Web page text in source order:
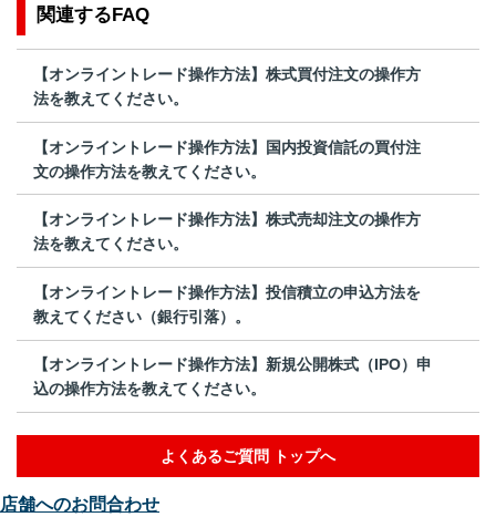
関連するFAQ
【オンライントレード操作方法】株式買付注文の操作方
法を教えてください。
【オンライントレード操作方法】国内投資信託の買付注
文の操作方法を教えてください。
【オンライントレード操作方法】株式売却注文の操作方
法を教えてください。
【オンライントレード操作方法】投信積立の申込方法を
教えてください（銀行引落）。
【オンライントレード操作方法】新規公開株式（IPO）申
込の操作方法を教えてください。
よくあるご質問 トップへ
店舗へのお問合わせ